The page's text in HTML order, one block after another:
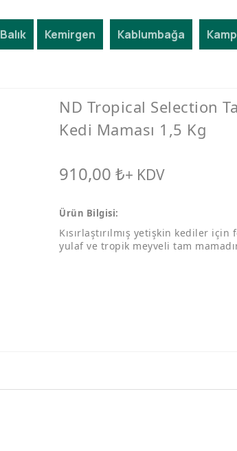
ND Tropical Selection
Kedi Maması 1,5 Kg
910,00 ₺+ KDV
Ürün Bilgisi:
Kısırlaştırılmış yetişkin kediler
yulaf ve tropik meyveli tam
Balık Kemirgen Kablumbağa